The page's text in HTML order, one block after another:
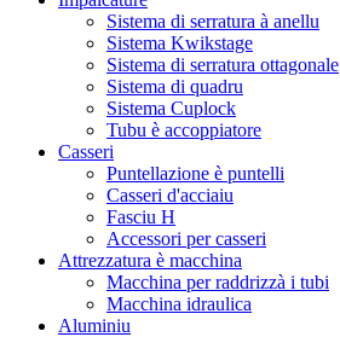
Sistema di serratura à anellu
Sistema Kwikstage
Sistema di serratura ottagonale
Sistema di quadru
Sistema Cuplock
Tubu è accoppiatore
Casseri
Puntellazione è puntelli
Casseri d'acciaiu
Fasciu H
Accessori per casseri
Attrezzatura è macchina
Macchina per raddrizzà i tubi
Macchina idraulica
Aluminiu